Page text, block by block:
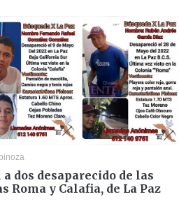
a dos desaparecido de las
Roma y Calafia, de La Paz